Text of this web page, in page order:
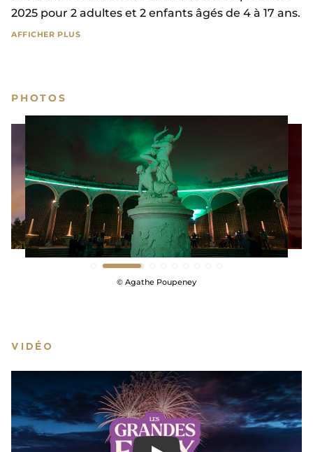
2025 pour 2 adultes et 2 enfants âgés de 4 à 17 ans.
AFFICHER PLUS
Tarifs billet couplé La Sérénade Royale + Les
Grandes Eaux Nocturnesvalables en prévente
(par téléphone ou sur internet). Sur place, à
l’entrée des jardins (sous réserve de disponibilités),
le prix du billet est de 57 € plein tarif / 50 € tarif
réduit.Pour Les Sérénades Royales + Grandes
Eaux Nocturnes exceptionnellesdes 14/07, 15/08
et 20/09 le prix du billet couplé sur place est de 60
€ plein tarif / 53 € tarif réduit.
PHOTOS
© EPV – Thomas Garnier
VIDÉO